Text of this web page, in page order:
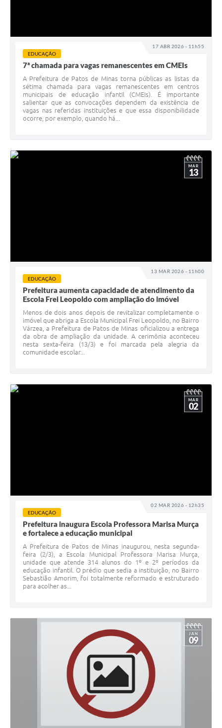
17 ABR 2026 - 11h55
EDUCAÇÃO
7ª chamada para vagas remanescentes em CMEIs
A Prefeitura de Patos de Minas torna públicas as listas da
sétima chamada para vagas remanescentes em centros
municipais de educação infantil (CMEIs). É importante
salientar que as convocações dependem da existência de
vagas nas referidas instituições e que essa disponibilidade
ocorre, por exemplo, quando há...
13 MAR 2026 - 11h00
MAR
13
EDUCAÇÃO
Prefeitura aumenta capacidade de atendimento da
Escola Frei Leopoldo com ampliação do imóvel
Menos de dois anos depois de revitalizar completamente o
imóvel que abriga a Escola Municipal Frei Leopoldo, no Bairro
Várzea, a Prefeitura de Patos de Minas oficializou a entrega
da obra de ampliação da unidade. A cerimônia aconteceu
nesta sexta-feira (13/3) e foi marcada pela alegria da
comunidade escolar...
02 MAR 2026 - 12h35
MAR
02
EDUCAÇÃO
Prefeitura inaugura Escola Professora Marisa Murça
e fortalece a educação municipal
A Prefeitura de Patos de Minas inaugurou, nesta segunda-
feira (2/3), a Escola Municipal Professora Marisa Murça,
unidade que atende 314 alunos do 1º e 2º períodos da
educação infantil. O prédio que sedia a instituição, no Bairro
Sebastião Amorim, foi totalmente reformado e estruturado
para acolher as...
JAN
09